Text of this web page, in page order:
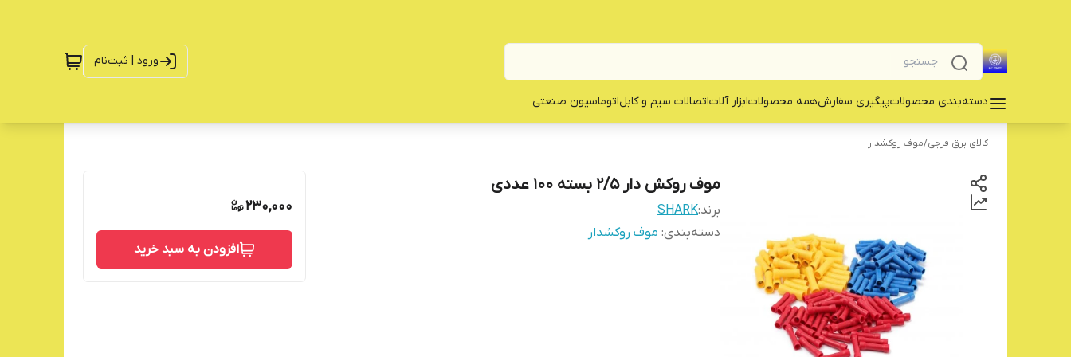
ورود | ثبت‌نام
دسته‌بندی محصولاتپیگیری سفارشهمه محصولات‌ابزار آلاتاتصالات سیم و کابلاتوماسیون صنعتی
کالای برق فرجی/موف روکشدار
موف روکش دار 2/5 بسته 100 عددی
برند:SHARK
دسته‌بندی: موف روکشدار
230,000
افزودن به سبد خرید